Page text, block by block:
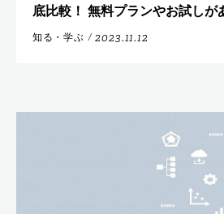
底比較！ 無料プランやお試しが
知る・学ぶ / 2023.11.12